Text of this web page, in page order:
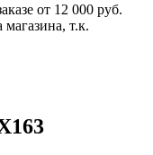
от 12 000 руб.
т.к.